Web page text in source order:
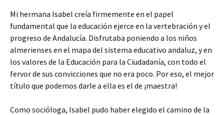
Mi hermana Isabel creía firmemente en el papel
fundamental que la educación ejerce en la vertebración y el
progreso de Andalucía. Disfrutaba poniendo a los niños
almerienses en el mapa del sistema educativo andaluz, y en
los valores de la Educación para la Ciudadanía, con todo el
fervor de sus convicciones que no era poco. Por eso, el mejor
título que podemos darle a ella es el de ¡maestra!
Como socióloga, Isabel pudo haber elegido el camino de la